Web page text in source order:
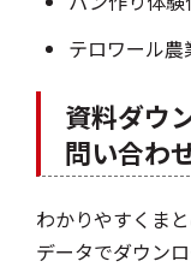
テロワール
資料ダウ
問い合わ
わかりやすくま
データでダウン